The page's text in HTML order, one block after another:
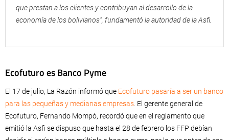
que prestan a los clientes y contribuyan al desarrollo de la
economía de los bolivianos”, fundamentó la autoridad de la Asfi.
Ecofuturo es Banco Pyme
El 17 de julio, La Razón informó que Ecofuturo pasaría a ser un banco
para las pequeñas y medianas empresas . El gerente general de
Ecofuturo, Fernando Mompó, recordó que en el reglamento que
emitió la Asfi se dispuso que hasta el 28 de febrero los FFP debían